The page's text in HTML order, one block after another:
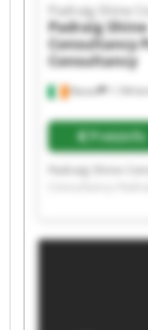
Navan 1.194
Padraig Shine
Padraig Shine
Consultancy
Consultancy
Preisinfo
Padraig Shine
Shine
Consultancy
Shine